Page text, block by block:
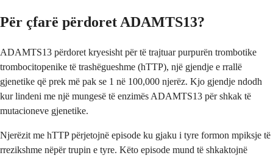
Për çfarë përdoret ADAMTS13?
ADAMTS13 përdoret kryesisht për të trajtuar purpurën trombotike
trombocitopenike të trashëgueshme (hTTP), një gjendje e rrallë
gjenetike që prek më pak se 1 në 100,000 njerëz. Kjo gjendje ndodh
kur lindeni me një mungesë të enzimës ADAMTS13 për shkak të
mutacioneve gjenetike.
Njerëzit me hTTP përjetojnë episode ku gjaku i tyre formon mpiksje të
rrezikshme nëpër trupin e tyre. Këto episode mund të shkaktojnë